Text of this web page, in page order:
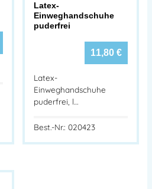
Latex-
Einweghandschuhe
puderfrei
11,80 €
Latex-
Einweghandschuhe
puderfrei, l…
Best.-Nr.: 020423